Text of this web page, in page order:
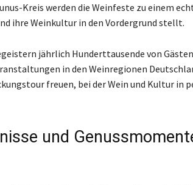
Kreis werden die Weinfeste zu einem
ihre Weinkultur in den Vordergrund stellt.
jährlich Hunderttausende von
in den Weinregionen
freuen, bei der Wein und Kultur in
und